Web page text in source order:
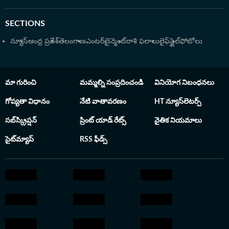
SECTIONS
న్యూస్ఆంధ్ర ప్రదేశ్తెలంగాణఎంటర్‌టైన్మెంట్రాశి ఫలాలులైఫ్‌స్టైల్ఫోటోలు
మా గురించి మమ్మల్ని సంప్రదించండి వినియోగ నిబంధనలు
గోప్యతా విధానం నేటి వాతావరణం HT న్యూస్‌లెటర్స్
సబ్‌స్క్రిప్షన్ ప్రింట్ యాడ్ రేట్స్ నైతిక నియమాలు
సైట్‌మ్యాప్ RSS ఫీడ్స్